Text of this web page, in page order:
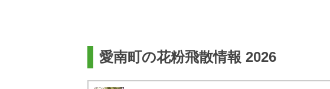
愛南町の花粉飛散情報 2026